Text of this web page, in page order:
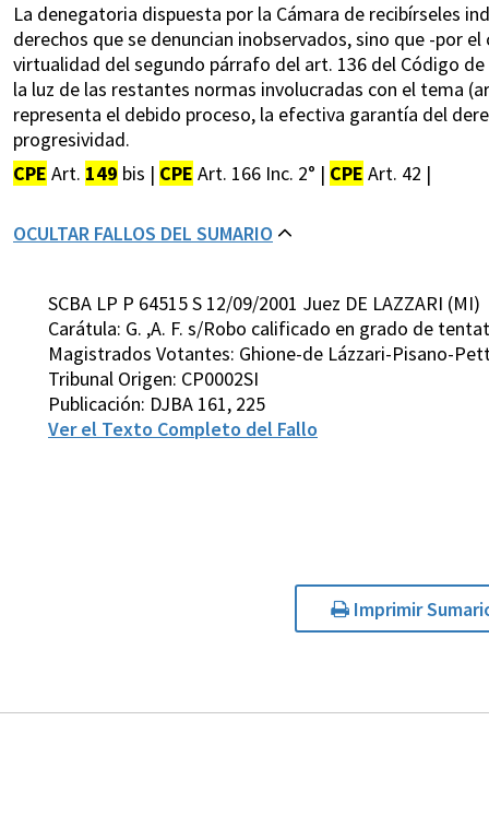
La denegatoria dispuesta por la Cámara de recibírseles
derechos que se denuncian inobservados, sino que -por
virtualidad del segundo párrafo del art. 136 del Código
la luz de las restantes normas involucradas con el tema
representa el debido proceso, la efectiva garantía del
progresividad.
CPE Art. 149 bis | CPE Art. 166 Inc. 2° | CPE Art. 42 |
OCULTAR FALLOS DEL SUMARIO
SCBA LP P 64515 S 12/09/2001 Juez DE LAZZARI (MI)
Carátula: G. ,A. F. s/Robo calificado en grado de
Magistrados Votantes: Ghione-de Lázzari-Pisano-
Tribunal Origen: CP0002SI
Publicación: DJBA 161, 225
Ver el Texto Completo del Fallo
Imprimir